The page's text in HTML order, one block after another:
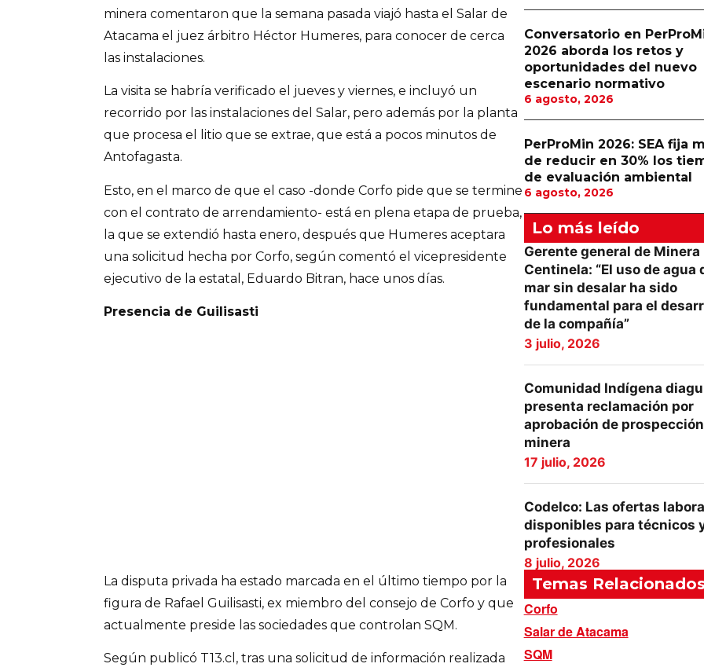
minera comentaron que la semana pasada viajó hasta el Salar de
Atacama el juez árbitro Héctor Humeres, para conocer de cerca
las instalaciones.
La visita se habría verificado el jueves y viernes, e incluyó un
recorrido por las instalaciones del Salar, pero además por la planta
que procesa el litio que se extrae, que está a pocos minutos de
Antofagasta.
Esto, en el marco de que el caso -donde Corfo pide que se termine
con el contrato de arrendamiento- está en plena etapa de prueba,
la que se extendió hasta enero, después que Humeres aceptara
una solicitud hecha por Corfo, según comentó el vicepresidente
ejecutivo de la estatal, Eduardo Bitran, hace unos días.
Presencia de Guilisasti
La disputa privada ha estado marcada en el último tiempo por la
figura de Rafael Guilisasti, ex miembro del consejo de Corfo y que
actualmente preside las sociedades que controlan SQM.
Según publicó T13.cl, tras una solicitud de información realizada
Conversatorio en
2026 aborda los retos y
oportunidades del nuevo
escenario normativo
6 agosto, 2026
PerProMin 2026: SEA fija
de reducir en 30% los
de evaluación ambiental
6 agosto, 2026
Lo más leído
Gerente general de Minera
Centinela: “El uso de agua
mar sin desalar ha sido
fundamental para el
de la compañía”
3 julio, 2026
Comunidad Indígena
presenta reclamación por
aprobación de prospección
minera
17 julio, 2026
Codelco: Las ofertas
disponibles para técnicos
profesionales
8 julio, 2026
Temas
Corfo
Salar de Atacama
SQM